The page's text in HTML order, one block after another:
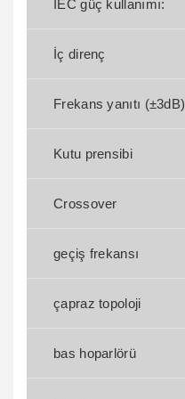
IEC güç kullanımı:
İç direnç
Frekans yanıtı (±3dB)
Kutu prensibi
Crossover
geçiş frekansı
çapraz topoloji
bas hoparlörü